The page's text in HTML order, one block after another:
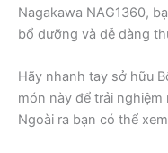
Nagakawa NAG1360,
bổ dưỡng và dễ dàng
Hãy nhanh tay sở hữu
món này để trải
Ngoài ra bạn có thể